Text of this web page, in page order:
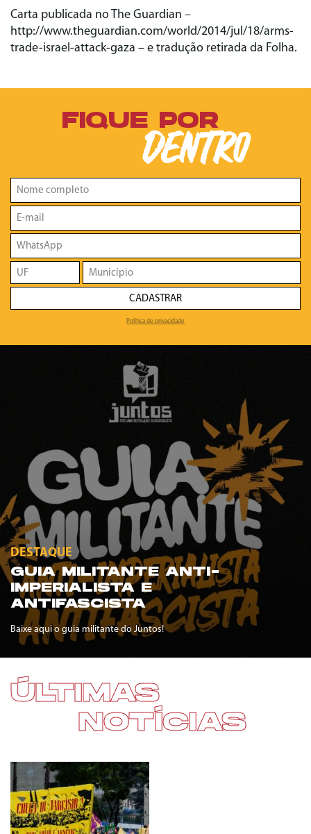
Carta publicada no The Guardian –
http://www.theguardian.com/world/2014/jul/18/arms-
trade-israel-attack-gaza – e tradução retirada da Folha.
FIQUE POR
DENTRO
CADASTRAR
Política de privacidade
DESTAQUE
GUIA MILITANTE ANTI-
IMPERIALISTA E
ANTIFASCISTA
Baixe aqui o guia militante do Juntos!
ÚLTIMAS
NOTÍCIAS